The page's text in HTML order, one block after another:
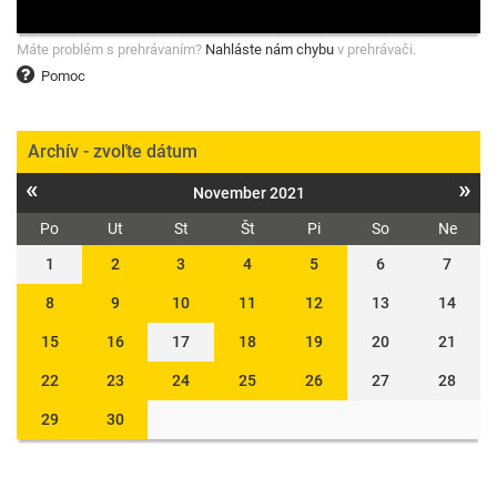
Pomoc
Máte problém s prehrávaním? Nahláste nám chybu v prehrávači.
Archív - zvoľte dátum
« November 2021 »
Po Ut St Št Pi So
Ne
1
2 3 4 5 6 7
8 9 10 11 12 13 14
15 16 17 18 19 20 21
22 23 24 25 26 27 28
29 30